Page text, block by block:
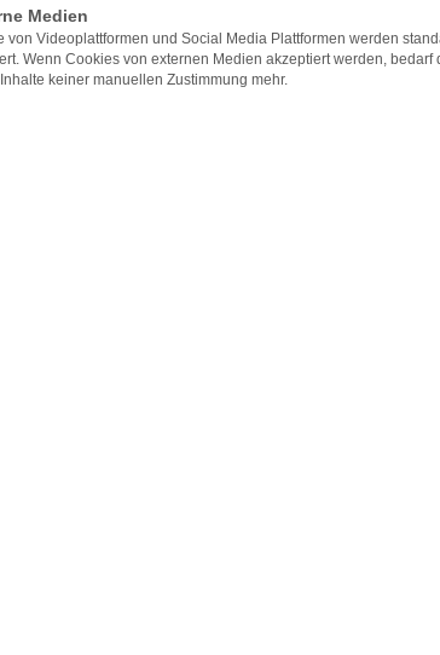
Chirurgie mit langjähriger Erfahrung
Dr. med. Christian Radu und Dr. med.
der Deutschen Gesellschaft der Plastischen,
der
wissenschaftlichen Arbeit sowie zahlreichen
med. Christian Radu und Dr. med. Susanne
Kongressen teil und sind damit
und Plastischen Chirurgie.
Medien
von Videoplattformen und Social Media Plattformen werden
Wenn Cookies von externen Medien akzeptiert werden, bedarf
keiner manuellen Zustimmung mehr.